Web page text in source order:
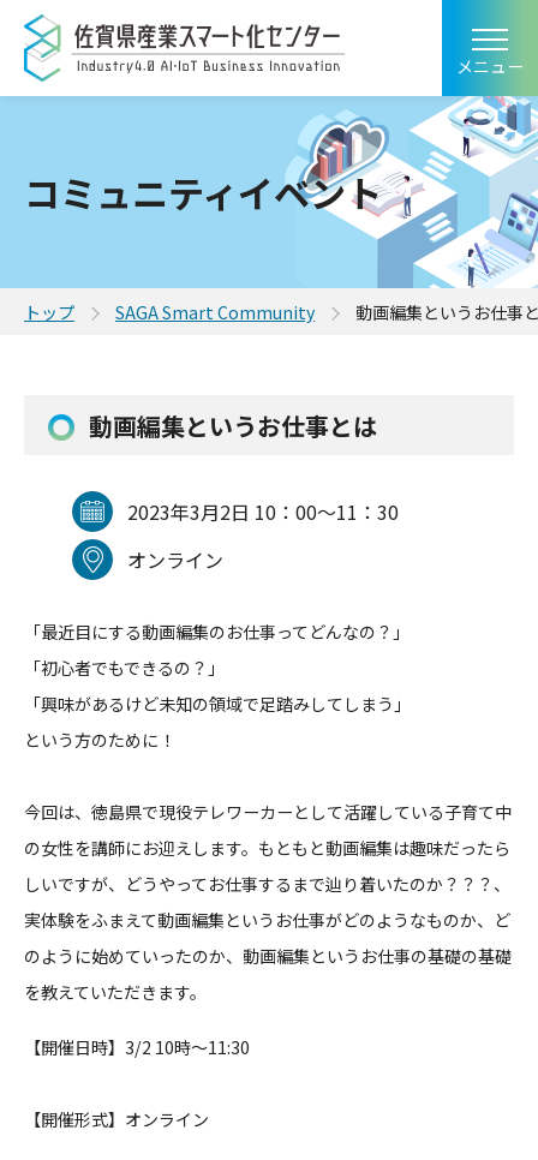
メニュー
コミュニティイベント
トップ SAGA Smart Community 動画編集というお仕事
動画編集というお仕事とは
2023年3月2日 10：00～11：30
オンライン
「最近目にする動画編集のお仕事ってどんなの？」
「初心者でもできるの？」
「興味があるけど未知の領域で足踏みしてしまう」
という方のために！
今回は、 徳島県で現役テレワーカーとして活躍している子育て中
の女性を講師にお迎えします。もともと動画編集は趣味だったら
しいですが、 どうやってお仕事するまで辿り着いたのか？？？、
実体験をふまえて動画編集というお仕事がどのようなものか、 ど
のように始めていったのか、 動画編集というお仕事の基礎の基礎
を教えていただきます。
【開催日時】3/2 10時〜11:30
【開催形式】オンライン